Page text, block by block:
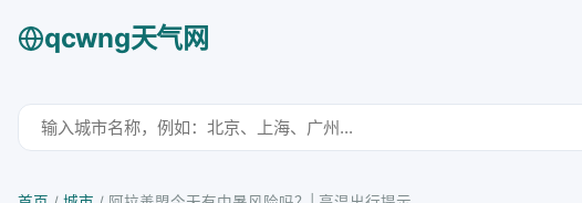
qcwng天气网